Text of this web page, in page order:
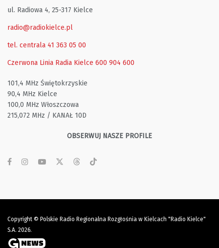
ul. Radiowa 4, 25-317 Kielce
radio@radiokielce.pl
tel. centrala 41 363 05 00
Czerwona Linia Radia Kielce 600 904 600
101,4 MHz Świętokrzyskie
90,4 MHz Kielce
100,0 MHz Włoszczowa
215,072 MHz / KANAŁ 10D
OBSERWUJ NASZE PROFILE
Copyright © Polskie Radio Regionalna Rozgłośnia w Kielcach "Radio Kielce"
S.A. 2026.